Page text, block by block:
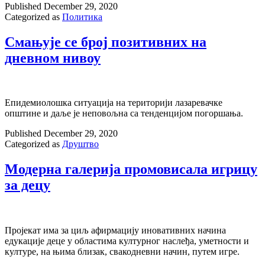
Published December 29, 2020
Categorized as Политика
Смањује се број позитивних на
дневном нивоу
Епидемиолошка ситуација на територији лазаревачке
општине и даље је неповољна са тенденцијом погоршања.
Published December 29, 2020
Categorized as Друштво
Модерна галерија промовисала игрицу
за децу
Пројекат има за циљ афирмацију иновативних начина
едукације деце у областима културног наслеђа, уметности и
културе, на њима близак, свакодневни начин, путем игре.